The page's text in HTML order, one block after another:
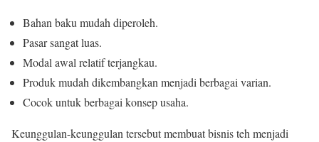
Bahan baku mudah diperoleh.
Pasar sangat luas.
Modal awal relatif terjangkau.
Produk mudah dikembangkan menjadi berbagai varian.
Cocok untuk berbagai konsep usaha.
Keunggulan-keunggulan tersebut membuat bisnis teh menjadi